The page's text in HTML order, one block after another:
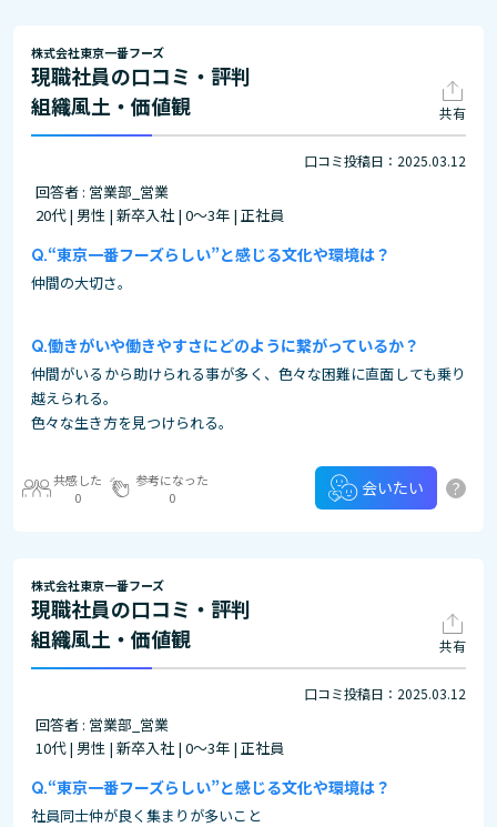
株式会社東京一番フーズ
現職社員の口コミ・評判
組織風土・価値観
共有
口コミ投稿日：2025.03.12
回答者 : 営業部_営業
20代 | 男性 | 新卒入社 | 0～3年 | 正社員
“東京一番フーズらしい”と感じる文化や環境は？
仲間の大切さ。
働きがいや働きやすさにどのように繋がっているか？
仲間がいるから助けられる事が多く、色々な困難に直面しても乗り
越えられる。
色々な生き方を見つけられる。
共感した
0
参考になった
0
会いたい ?
株式会社東京一番フーズ
現職社員の口コミ・評判
組織風土・価値観
共有
口コミ投稿日：2025.03.12
回答者 : 営業部_営業
10代 | 男性 | 新卒入社 | 0～3年 | 正社員
“東京一番フーズらしい”と感じる文化や環境は？
社員同士仲が良く集まりが多いこと